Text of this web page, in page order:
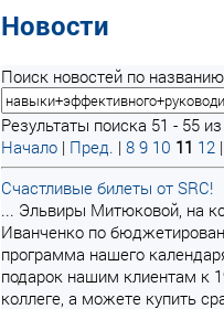
Новости
Поиск новостей по
Результаты поиска 51 - 55
Начало | Пред. | 8 9 10 11 12 |
Счастливые билеты от SRC!
... Эльвиры Митюковой, на
Иванченко по
программа нашего
подарок нашим клиентам к
коллеге, а можете купить